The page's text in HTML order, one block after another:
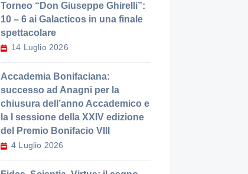
Torneo “Don Giuseppe Ghirelli”:
10 – 6 ai Galacticos in una finale
spettacolare
14 Luglio 2026
Accademia Bonifaciana:
successo ad Anagni per la
chiusura dell’anno Accademico e
la I sessione della XXIV edizione
del Premio Bonifacio VIII
4 Luglio 2026